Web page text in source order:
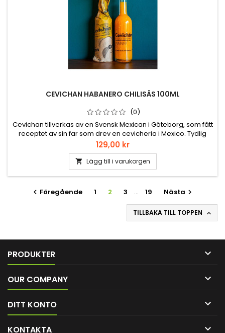
CEVICHAN HABANERO CHILISÅS 100ML
(0)
Cevichan tillverkas av en Svensk Mexican i Göteborg, som fått
receptet av sin far som drev en cevicheria i Mexico. Tydlig
citruskaraktär och förutom att den är grym till Ceviche, så
passar den till det mesta.
Pris
129,00 kr
 Lägg till i varukorgen
 Föregående 1 2 3 … 19 Nästa 
TILLBAKA TILL TOPPEN 
PRODUKTER 
OUR COMPANY 
DITT KONTO 
KONTAKTA 